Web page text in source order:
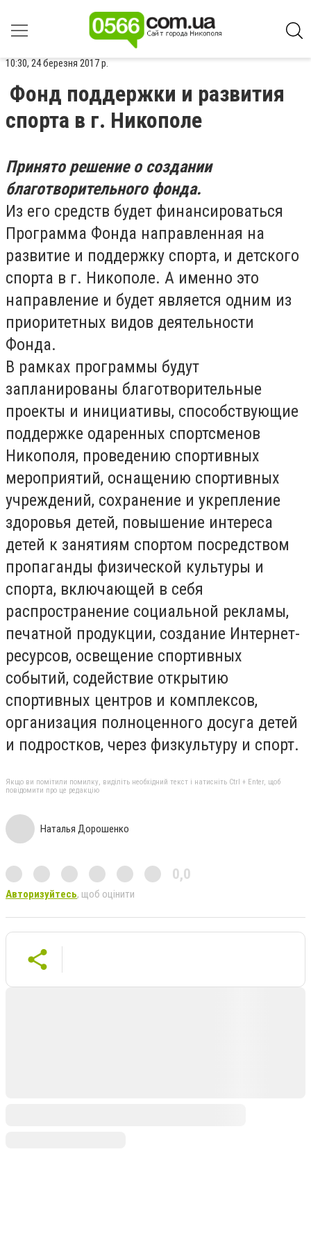
10:30, 24 березня 2017 р.
Фонд поддержки и развития
спорта в г. Никополе
Принято решение о создании
благотворительного фонда.
Из его средств будет финансироваться
Программа Фонда направленная на
развитие и поддержку спорта, и детского
спорта в г. Никополе. А именно это
направление и будет является одним из
приоритетных видов деятельности
Фонда.
В рамках программы будут
запланированы благотворительные
проекты и инициативы, способствующие
поддержке одаренных спортсменов
Никополя, проведению спортивных
мероприятий, оснащению спортивных
учреждений, сохранение и укрепление
здоровья детей, повышение интереса
детей к занятиям спортом посредством
пропаганды физической культуры и
спорта, включающей в себя
распространение социальной рекламы,
печатной продукции, создание Интернет-
ресурсов, освещение спортивных
событий, содействие открытию
спортивных центров и комплексов,
организация полноценного досуга детей
и подростков, через физкультуру и спорт.
Якщо ви помітили помилку, виділіть необхідний текст і натисніть Ctrl + Enter, щоб
повідомити про це редакцію
Наталья Дорошенко
0,0
Авторизуйтесь, щоб оцінити